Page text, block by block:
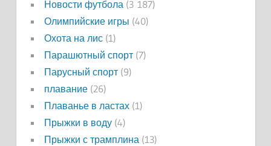
Новости футбола (3 187)
Олимпийские игры (40)
Охота на лис(1)
Парашютный спорт(7)
Парусный спорт(9)
плавание(26)
Плаванье в ластах(1)
Прыжки в воду(4)
Прыжки с трамплина (13)